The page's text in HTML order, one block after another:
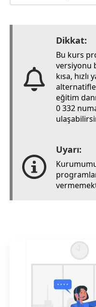
Dikkat:
Bu kurs
versiyonu
kısa,
eğitim
0 332
Uyarı: